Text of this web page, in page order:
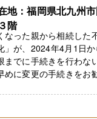
地：福岡県北九州
階
なった親から相続し
」が、2024年4月1日
までに手続きを行わな
めに変更の手続きを